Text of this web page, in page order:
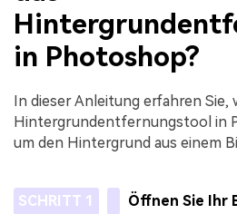
in Photoshop?
In dieser Anleitung erfahren Sie,
Hintergrundentfernungstool in
um den Hintergrund aus einem
SCHRITT 1 Öffnen Sie Ihr